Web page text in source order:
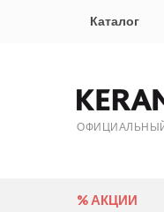
Каталог
% АКЦИИ